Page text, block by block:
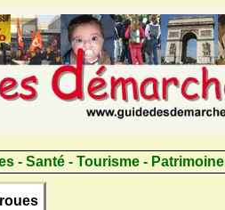
- Santé - Tourisme -